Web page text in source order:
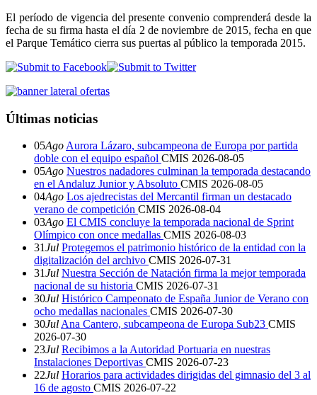
El período de vigencia del presente convenio comprenderá desde la
fecha de su firma hasta el día 2 de noviembre de 2015, fecha en que
el Parque Temático cierra sus puertas al público la temporada 2015.
Últimas noticias
05Ago Aurora Lázaro, subcampeona de Europa por partida
doble con el equipo español CMIS 2026-08-05
05Ago Nuestros nadadores culminan la temporada destacando
en el Andaluz Junior y Absoluto CMIS 2026-08-05
04Ago Los ajedrecistas del Mercantil firman un destacado
verano de competición CMIS 2026-08-04
03Ago El CMIS concluye la temporada nacional de Sprint
Olímpico con once medallas CMIS 2026-08-03
31Jul Protegemos el patrimonio histórico de la entidad con la
digitalización del archivo CMIS 2026-07-31
31Jul Nuestra Sección de Natación firma la mejor temporada
nacional de su historia CMIS 2026-07-31
30Jul Histórico Campeonato de España Junior de Verano con
ocho medallas nacionales CMIS 2026-07-30
30Jul Ana Cantero, subcampeona de Europa Sub23 CMIS
2026-07-30
23Jul Recibimos a la Autoridad Portuaria en nuestras
Instalaciones Deportivas CMIS 2026-07-23
22Jul Horarios para actividades dirigidas del gimnasio del 3 al
16 de agosto CMIS 2026-07-22